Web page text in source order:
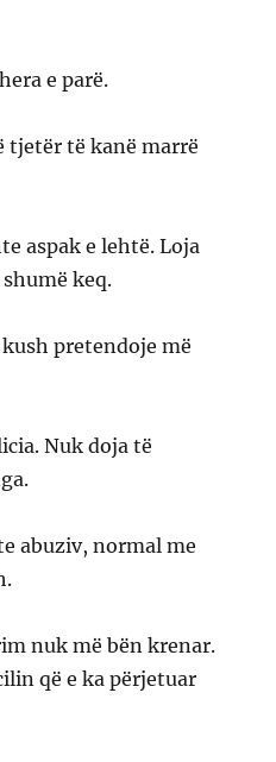
e parë.
tjetër të kanë marrë
aspak e lehtë. Loja
keq.
pretendoje më
Nuk doja të
abuziv, normal me
nuk më bën krenar.
që e ka përjetuar